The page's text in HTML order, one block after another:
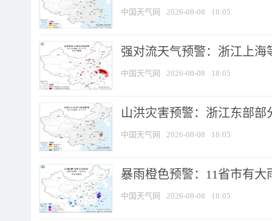
中国天气网 2026-08-08 18:05
强对流天气预警：浙江上海
中国天气网 2026-08-08 18:05
山洪灾害预警：浙江东部
中国天气网 2026-08-08 18:05
暴雨橙色预警：11省市有
中国天气网 2026-08-08 18:05